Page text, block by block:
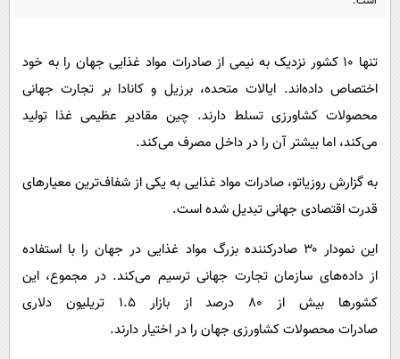
گوناگون
محیط زیست
فرهنگی
اجتماعی
حیات وحش
سیاست خارجی
آشپزی
تنها ۱۰ کشور نزدیک به نیمی از صادرات مواد غذایی جهان را به خود
اختصاص داده‌اند. ایالات متحده، برزیل و کانادا بر تجارت جهانی
محصولات کشاورزی تسلط دارند. چین مقادیر عظیمی غذا تولید
می‌کند، اما بیشتر آن را در داخل مصرف می‌کند.
به گزارش روزیاتو، صادرات مواد غذایی به یکی از شفاف‌ترین معیارهای
قدرت اقتصادی جهانی تبدیل شده است.
این نمودار ۳۰ صادرکننده بزرگ مواد غذایی در جهان را با استفاده
از داده‌های سازمان تجارت جهانی ترسیم می‌کند. در مجموع، این
کشورها بیش از ۸۰ درصد از بازار ۱.۵ تریلیون دلاری
صادرات محصولات کشاورزی جهان را در اختیار دارند.